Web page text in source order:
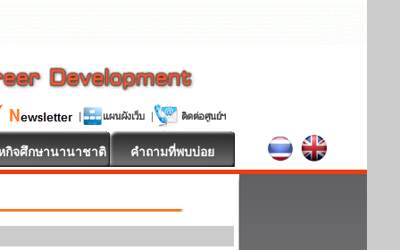
กิจศึกษานานาชาติ คำถามที่พบบ่อย